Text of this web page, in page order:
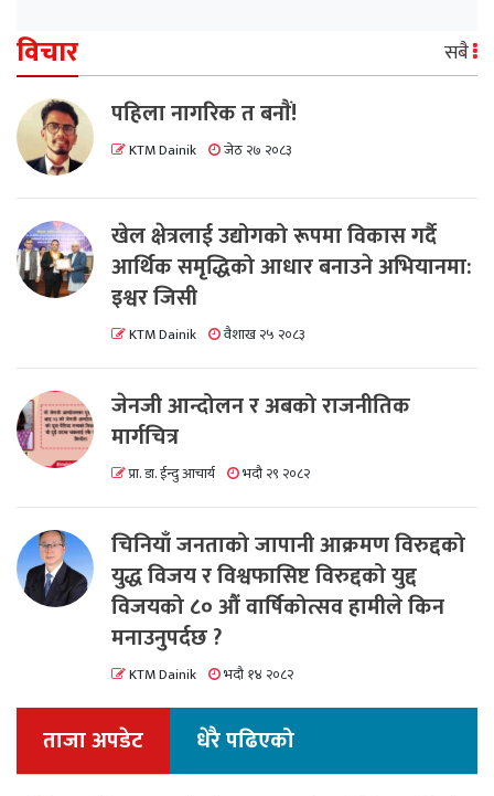
विचार सबै
पहिला नागरिक त बनाैं!
KTM Dainik जेठ २७ २०८३
खेल क्षेत्रलाई उद्योगको रूपमा विकास गर्दै
आर्थिक समृद्धिको आधार बनाउने अभियानमा:
इश्वर जिसी
KTM Dainik वैशाख २५ २०८३
जेनजी आन्दोलन र अबको राजनीतिक
मार्गचित्र
प्रा. डा. ईन्दु आचार्य भदौ २९ २०८२
चिनियाँ जनताको जापानी आक्रमण विरुद्दको
युद्ध विजय र विश्वफासिष्ट विरुद्दको युद्द
विजयको ८० औं वार्षिकोत्सव हामीले किन
मनाउनुपर्दछ ?
KTM Dainik भदौ १४ २०८२
ताजा अपडेट धेरै पढिएको